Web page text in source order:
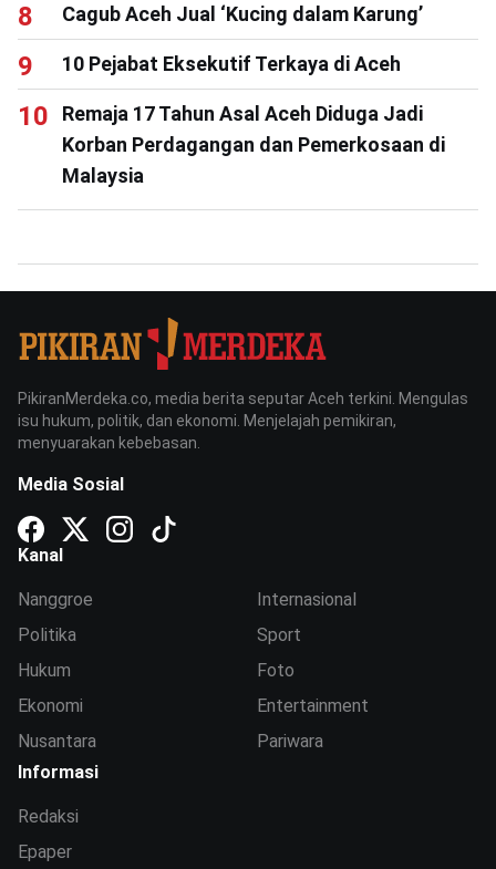
Cagub Aceh Jual ‘Kucing dalam Karung’
10 Pejabat Eksekutif Terkaya di Aceh
Remaja 17 Tahun Asal Aceh Diduga Jadi
Korban Perdagangan dan Pemerkosaan di
Malaysia
PikiranMerdeka.co, media berita seputar Aceh terkini. Mengulas
isu hukum, politik, dan ekonomi. Menjelajah pemikiran,
menyuarakan kebebasan.
Media Sosial
Kanal
Nanggroe
Politika
Hukum
Ekonomi
Nusantara
Internasional
Sport
Foto
Entertainment
Pariwara
Informasi
Redaksi
Epaper